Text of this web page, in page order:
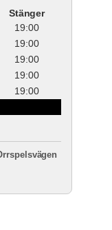
Stänger
19:00
19:00
19:00
19:00
19:00